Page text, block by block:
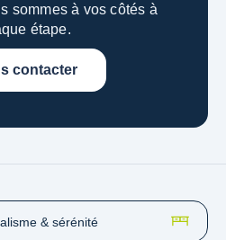
sommes à vos côtés à
étape.
contacter
& sérénité